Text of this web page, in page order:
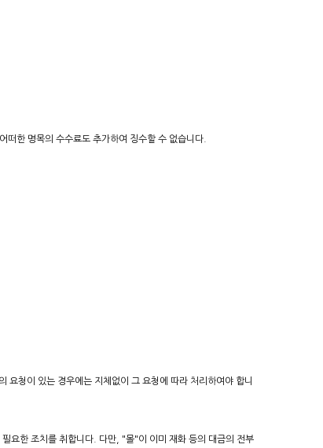
한 명목의 수수료도 추가하여 징수할 수 없습니다.
청이 있는 경우에는 지체없이 그 요청에 따라 처리하여야 합니
요한 조치를 취합니다. 다만, "몰"이 이미 재화 등의 대금의 전부